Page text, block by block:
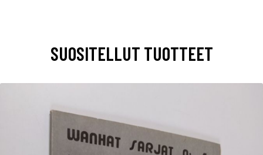
SUOSITELLUT TUOTTEET